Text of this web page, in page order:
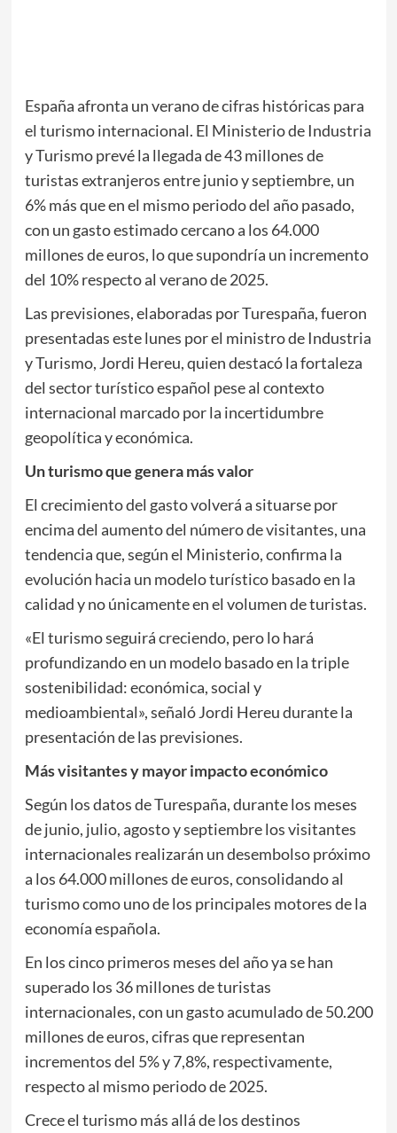
España afronta un verano de cifras históricas para
el turismo internacional. El Ministerio de Industria
y Turismo prevé la llegada de 43 millones de
turistas extranjeros entre junio y septiembre, un
6% más que en el mismo periodo del año pasado,
con un gasto estimado cercano a los 64.000
millones de euros, lo que supondría un incremento
del 10% respecto al verano de 2025.
Las previsiones, elaboradas por Turespaña, fueron
presentadas este lunes por el ministro de Industria
y Turismo, Jordi Hereu, quien destacó la fortaleza
del sector turístico español pese al contexto
internacional marcado por la incertidumbre
geopolítica y económica.
Un turismo que genera más valor
El crecimiento del gasto volverá a situarse por
encima del aumento del número de visitantes, una
tendencia que, según el Ministerio, confirma la
evolución hacia un modelo turístico basado en la
calidad y no únicamente en el volumen de turistas.
«El turismo seguirá creciendo, pero lo hará
profundizando en un modelo basado en la triple
sostenibilidad: económica, social y
medioambiental», señaló Jordi Hereu durante la
presentación de las previsiones.
Más visitantes y mayor impacto económico
Según los datos de Turespaña, durante los meses
de junio, julio, agosto y septiembre los visitantes
internacionales realizarán un desembolso próximo
a los 64.000 millones de euros, consolidando al
turismo como uno de los principales motores de la
economía española.
En los cinco primeros meses del año ya se han
superado los 36 millones de turistas
internacionales, con un gasto acumulado de 50.200
millones de euros, cifras que representan
incrementos del 5% y 7,8%, respectivamente,
respecto al mismo periodo de 2025.
Crece el turismo más allá de los destinos